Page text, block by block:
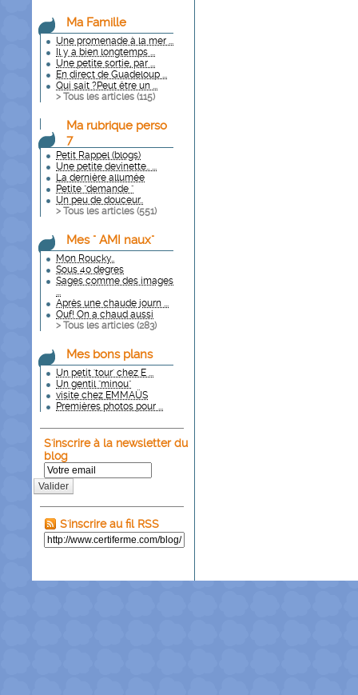
Ma Famille
Une promenade à la mer ...
Il y a bien longtemps ...
Une petite sortie, par ...
En direct de Guadeloup ...
Qui sait ?Peut être un ...
> Tous les articles (115)
Ma rubrique perso
7
Petit Rappel (blogs)
Une petite devinette.. ...
La dernière allumée
Petite "demande "
Un peu de douceur..
> Tous les articles (551)
Mes " AMI naux"
Mon Roucky..
Sous 40 degres
Sages comme des images
...
Après une chaude journ ...
Ouf! On a chaud aussi
> Tous les articles (283)
Mes bons plans
Un petit 'tour' chez E ...
Un gentil "minou"
visite chez EMMAÜS
Premières photos pour ...
S'inscrire à la newsletter du
blog
Valider
S'inscrire au fil RSS